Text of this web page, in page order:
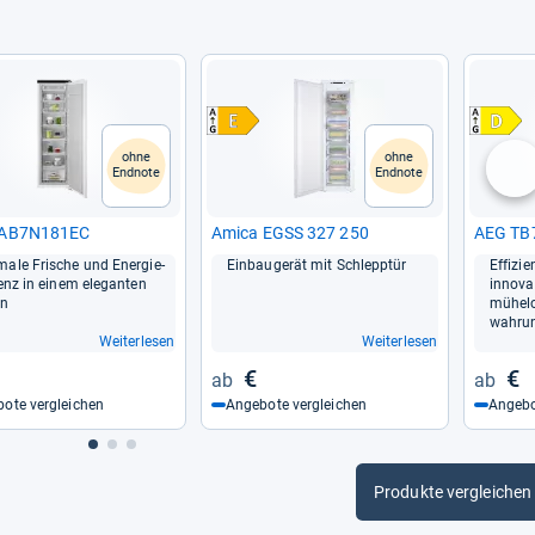
ohne
Endnote
Fri­sche und Ener­gie­
in einem ele­gan­ten
Weiterlesen
vergleichen
ohne
Endnote
Amica EGSS 327 250
Ein­bau­ge­rät mit Schlepp­tür
Weiterlesen
€
Angebote vergleichen
AEG
€
Produkte vergleichen